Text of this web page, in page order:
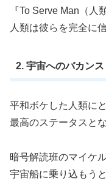
『To Serve Man（人
人類は彼らを完全に
2. 宇宙へのバカンス
平和ボケした人類に
最高のステータスと
暗号解読班のマイケ
宇宙船に乗り込もう